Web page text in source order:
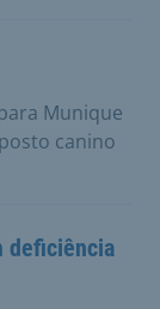
Munique
canino
deficiência